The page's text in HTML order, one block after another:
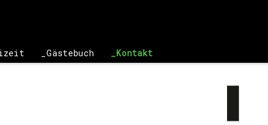
Gästebuch Kontakt